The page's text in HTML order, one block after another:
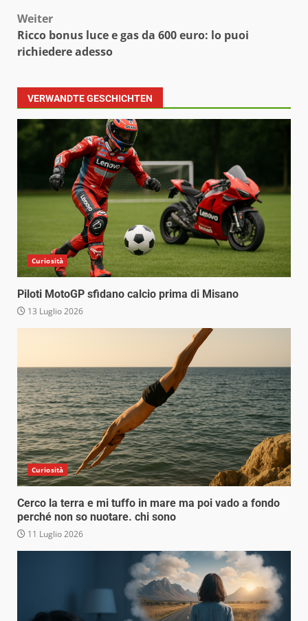
Weiter
Ricco bonus luce e gas da 600 euro: lo puoi
richiedere adesso
VERWANDTE GESCHICHTEN
Curiosità
Piloti MotoGP sfidano calcio prima di Misano
13 Luglio 2026
Curiosità
Cerco la terra e mi tuffo in mare ma poi vado a fondo
perché non so nuotare. chi sono
11 Luglio 2026